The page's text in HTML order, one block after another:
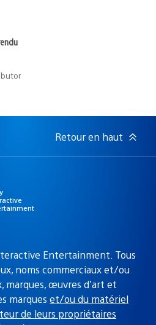
Retour en haut
Entertainment. Tous
noms commerciaux et/ou
marques, œuvres d’art et
marques et/ou du matériel
de leurs propriétaires